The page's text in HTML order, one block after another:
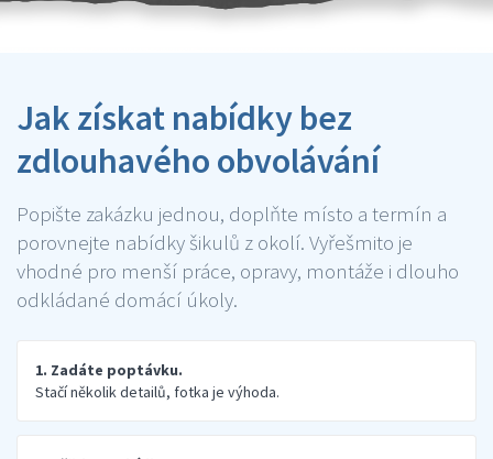
Jak získat nabídky bez
zdlouhavého obvolávání
Popište zakázku jednou, doplňte místo a termín a
porovnejte nabídky šikulů z okolí. Vyřešmito je
vhodné pro menší práce, opravy, montáže i dlouho
odkládané domácí úkoly.
1. Zadáte poptávku.
Stačí několik detailů, fotka je výhoda.